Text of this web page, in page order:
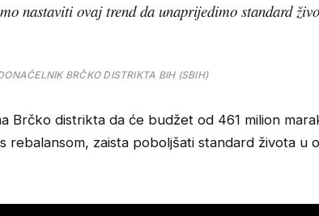
nastaviti ovaj trend da unaprijedimo standard
BRČKO DISTRIKTA BIH (SBIH)
Brčko distrikta da će budžet od 461 milion
rebalansom, zaista poboljšati standard života u